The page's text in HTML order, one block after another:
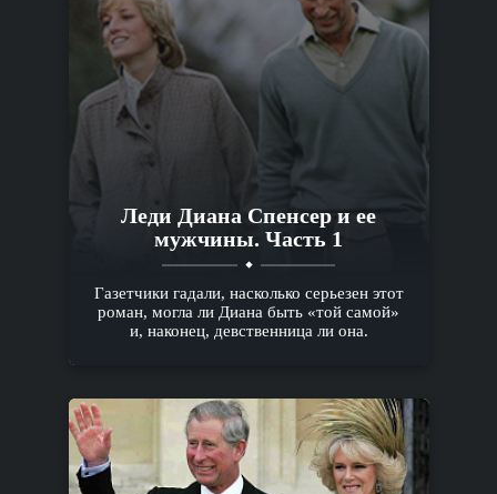
Леди Диана Спенсер и ее
мужчины. Часть 1
Газетчики гадали, насколько серьезен этот
роман, могла ли Диана быть «той самой»
и, наконец, девственница ли она.